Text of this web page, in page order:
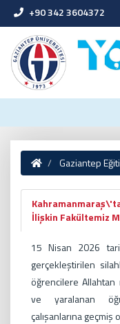
+90 342 3604372
Gaziantep
İlişkin Fakültemiz
15 Nisan 2026
gerçekleştirilen
öğrencilere Allahtan
ve yaralanan
çalışanlarınageçmiş